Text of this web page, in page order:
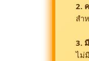
2.
สำ
3.
ไม่